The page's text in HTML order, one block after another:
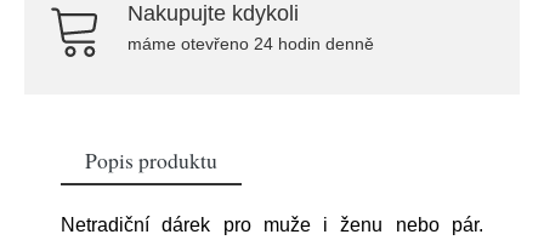
Nakupujte kdykoli
máme otevřeno 24 hodin denně
Popis produktu
Netradiční dárek pro muže i ženu nebo pár.